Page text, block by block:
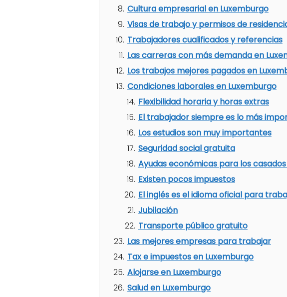
Cultura empresarial en Luxemburgo
Visas de trabajo y permisos de
Trabajadores cualificados y referencias
Las carreras con más demanda en
Los trabajos mejores pagados en
Condiciones laborales en Luxemburgo
Flexibilidad horaria y horas extras
El trabajador siempre es lo más
Los estudios son muy importantes
Seguridad social gratuita
Ayudas económicas para los
Existen pocos impuestos
El inglés es el idioma oficial para
Jubilación
Transporte público gratuito
Las mejores empresas para trabajar
Tax e impuestos en Luxemburgo
Alojarse en Luxemburgo
Salud en Luxemburgo